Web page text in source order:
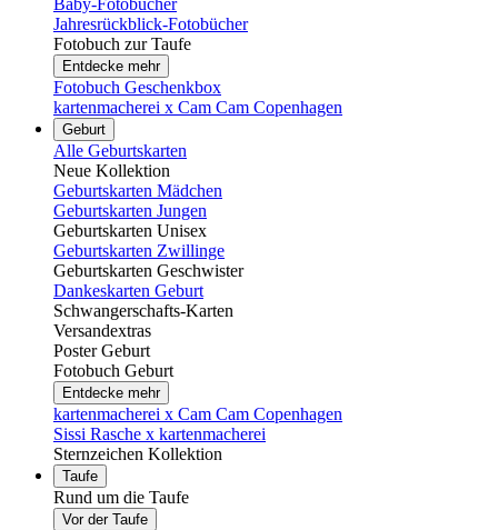
Baby-Fotobücher
Jahresrückblick-Fotobücher
Fotobuch zur Taufe
Entdecke mehr
Fotobuch Geschenkbox
kartenmacherei x Cam Cam Copenhagen
Geburt
Alle Geburtskarten
Neue Kollektion
Geburtskarten Mädchen
Geburtskarten Jungen
Geburtskarten Unisex
Geburtskarten Zwillinge
Geburtskarten Geschwister
Dankeskarten Geburt
Schwangerschafts-Karten
Versandextras
Poster Geburt
Fotobuch Geburt
Entdecke mehr
kartenmacherei x Cam Cam Copenhagen
Sissi Rasche x kartenmacherei
Sternzeichen Kollektion
Taufe
Rund um die Taufe
Vor der Taufe